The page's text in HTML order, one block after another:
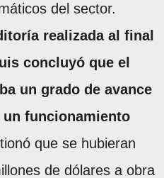
del sector.
realizada al final
concluyó que el
un grado de avance
funcionamiento
que se hubieran
de dólares a obra